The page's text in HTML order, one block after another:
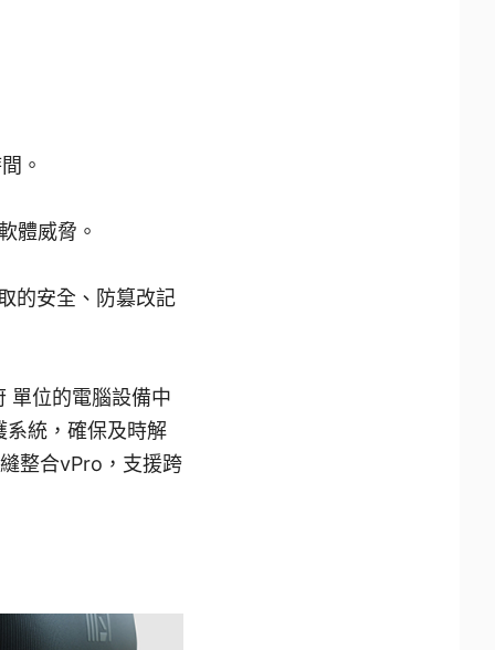
。
體威脅。
的安全、防篡改記
單位的電腦設備中
系統，確保及時解
整合vPro，支援跨